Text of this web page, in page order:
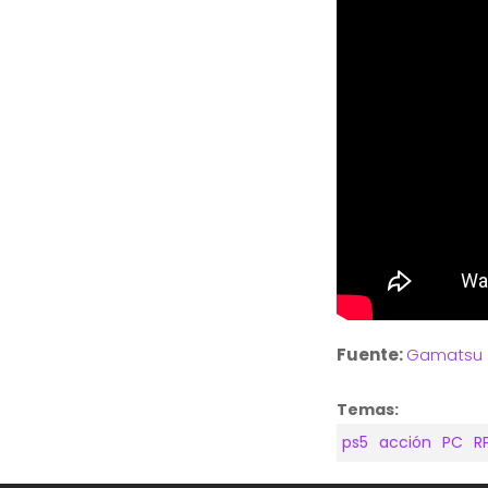
Fuente:Gamatsu
Temas:
ps5 acción PC